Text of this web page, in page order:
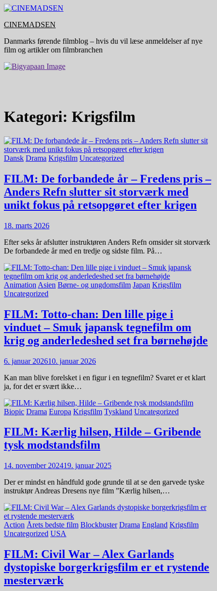
Skip
content
CINEMADSEN
Danmarks førende filmblog – hvis du vil læse anmeldelser af nye
film og artikler om filmbranchen
Kategori: Krigsfilm
Dansk Drama Krigsfilm Uncategorized
FILM: De forbandede år – Fredens pris –
Anders Refn slutter sit storværk med
unikt fokus på retsopgøret efter krigen
18. marts 2026
Efter seks år afslutter instruktøren Anders Refn omsider sit storværk
De forbandede år med en tredje og sidste film. På…
Animation Asien Børne- og ungdomsfilm Japan Krigsfilm
Uncategorized
FILM: Totto-chan: Den lille pige i
vinduet – Smuk japansk tegnefilm om
krig og anderledeshed set fra børnehøjde
6. januar 202610. januar 2026
Kan man blive forelsket i en figur i en tegnefilm? Svaret er et klart
ja, for det er svært ikke…
Biopic Drama Europa Krigsfilm Tyskland Uncategorized
FILM: Kærlig hilsen, Hilde – Gribende
tysk modstandsfilm
14. november 202419. januar 2025
Der er mindst en håndfuld gode grunde til at se den garvede tyske
instruktør Andreas Dresens nye film ”Kærlig hilsen,…
Action Årets bedste film Blockbuster Drama England Krigsfilm
Uncategorized USA
FILM: Civil War – Alex Garlands
dystopiske borgerkrigsfilm er et rystende
mesterværk